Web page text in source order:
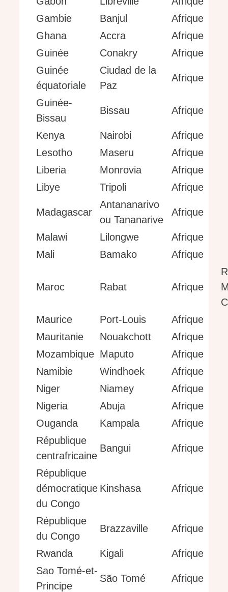
Gambie
Banjul
Afrique
Ghana
Accra
Afrique
Guinée
Conakry
Afrique
Guinée
équatoriale
Ciudad de la
Paz
Afrique
Guinée-
Bissau
Bissau Afrique
Kenya Nairobi
Afrique
Lesotho
Maseru
Afrique
Liberia
Monrovia
Afrique
Libye
Tripoli Afrique
Madagascar
Antananarivo
ou Tananarive
Afrique
Malawi Lilongwe
Afrique
Mali
Bamako Afrique
Maroc Rabat Afrique
Maurice
Port-Louis
Afrique
Mauritanie
Nouakchott
Afrique
Mozambique Maputo
Afrique
Namibie
Windhoek
Afrique
Niger
Niamey
Afrique
Nigeria
Abuja
Afrique
Ouganda
Kampala
Afrique
République
centrafricaine
Bangui Afrique
République
démocratique
du Congo
Kinshasa Afrique
République
du Congo
Brazzaville Afrique
Rwanda Kigali
Afrique
Sao Tomé-et-
Principe
São Tomé Afrique